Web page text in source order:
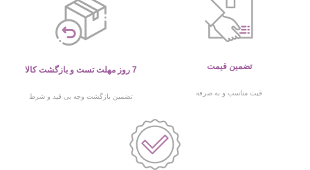
تضمین قیمت
قیت مناسب و به صرفه
7 روز مهلت تست و بازگشت کالا
تضمین بازگشت وجه بی قید و شرط